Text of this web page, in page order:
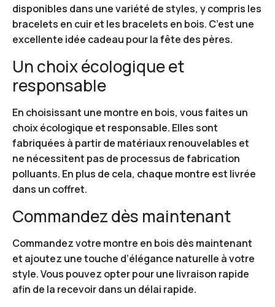
disponibles dans une variété de styles, y compris les
bracelets en cuir et les bracelets en bois. C’est une
excellente idée cadeau pour la fête des pères.
Un choix écologique et
responsable
En choisissant une montre en bois, vous faites un
choix écologique et responsable. Elles sont
fabriquées à partir de matériaux renouvelables et
ne nécessitent pas de processus de fabrication
polluants. En plus de cela, chaque montre est livrée
dans un coffret.
Commandez dès maintenant
Commandez votre montre en bois dès maintenant
et ajoutez une touche d’élégance naturelle à votre
style. Vous pouvez opter pour une livraison rapide
afin de la recevoir dans un délai rapide.